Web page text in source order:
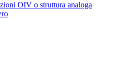
OIV o struttura analoga